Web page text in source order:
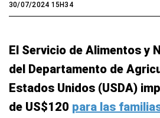
30/07/2024 15H34
El Servicio de Alimentos y
del Departamento de
Estados Unidos (USDA)
de US$120 para las